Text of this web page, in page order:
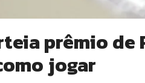
prêmio de
jogar